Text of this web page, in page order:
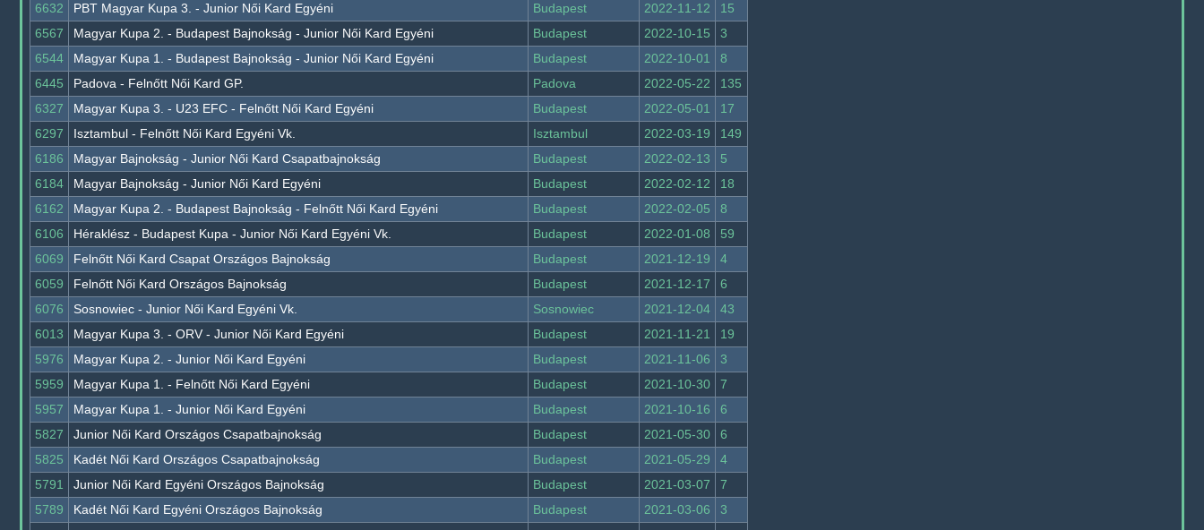
6632
PBT Magyar Kupa 3. - Junior Női Kard Egyéni Budapest 2022-11-12
15
6567
Magyar Kupa 2. - Budapest Bajnokság - Junior Női Kard Egyéni Budapest 2022-10-15
3
6544
Magyar Kupa 1. - Budapest Bajnokság - Junior Női Kard Egyéni Budapest 2022-10-01
8
6445
Padova - Felnőtt Női Kard GP. Padova 2022-05-22
135
6327
Magyar Kupa 3. - U23 EFC - Felnőtt Női Kard Egyéni Budapest 2022-05-01
17
6297
Isztambul - Felnőtt Női Kard Egyéni Vk. Isztambul 2022-03-19
149
6186
Magyar Bajnokság - Junior Női Kard Csapatbajnokság Budapest 2022-02-13
5
6184
Magyar Bajnokság - Junior Női Kard Egyéni Budapest 2022-02-12
18
6162
Magyar Kupa 2. - Budapest Bajnokság - Felnőtt Női Kard Egyéni Budapest 2022-02-05
8
6106
Héraklész - Budapest Kupa - Junior Női Kard Egyéni Vk. Budapest 2022-01-08
59
6069
Felnőtt Női Kard Csapat Országos Bajnokság Budapest 2021-12-19
4
6059
Felnőtt Női Kard Országos Bajnokság Budapest 2021-12-17
6
6076
Sosnowiec - Junior Női Kard Egyéni Vk. Sosnowiec 2021-12-04
43
6013
Magyar Kupa 3. - ORV - Junior Női Kard Egyéni Budapest 2021-11-21
19
5976
Magyar Kupa 2. - Junior Női Kard Egyéni Budapest 2021-11-06
3
5959
Magyar Kupa 1. - Felnőtt Női Kard Egyéni Budapest 2021-10-30
7
5957
Magyar Kupa 1. - Junior Női Kard Egyéni Budapest 2021-10-16
6
5827
Junior Női Kard Országos Csapatbajnokság Budapest 2021-05-30
6
5825
Kadét Női Kard Országos Csapatbajnokság Budapest 2021-05-29
4
5791
Junior Női Kard Egyéni Országos Bajnokság Budapest 2021-03-07
7
5789
Kadét Női Kard Egyéni Országos Bajnokság Budapest 2021-03-06
3